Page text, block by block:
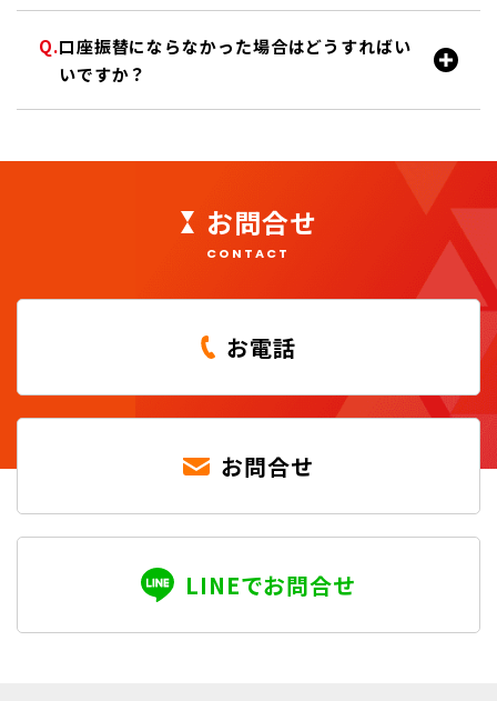
口座振替にならなかった場合はどうすればい
いですか？
お問合せ
CONTACT
お電話
お問合せ
LINEでお問合せ